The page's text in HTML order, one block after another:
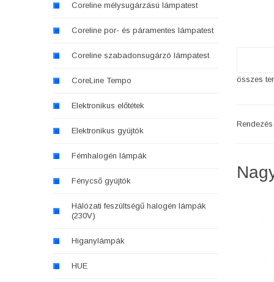
összes
Rendezés
Coreline mélysugárzású lámpatest
Coreline por- és páramentes lámpatest
Coreline szabadonsugárzó lámpatest
CoreLine Tempo
Elektronikus előtétek
Elektronikus gyújtók
Fémhalogén lámpák
Fénycső gyújtók
Hálózati feszültségű halogén lámpák
(230V)
Higanylámpák
HUE